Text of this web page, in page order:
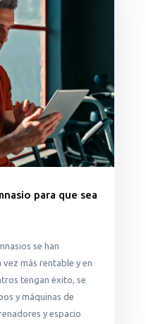
para que sea
se han
más rentable y en
tengan éxito, se
y máquinas de
y espacio